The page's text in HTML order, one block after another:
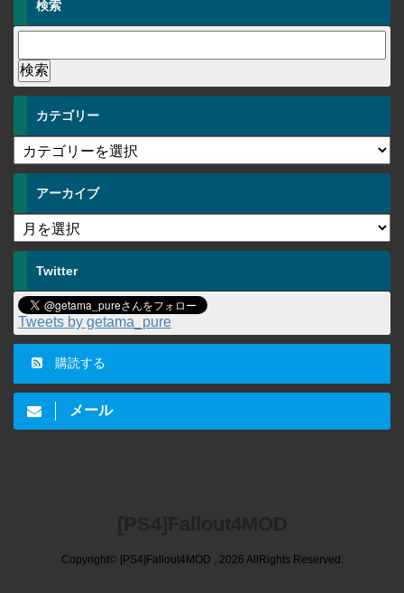
検索
カテゴリー
アーカイブ
Twitter
Tweets by getama_pure
購読する
メール
Copyright© [PS4]Fallout4MOD , 2026 AllRights Reserved.